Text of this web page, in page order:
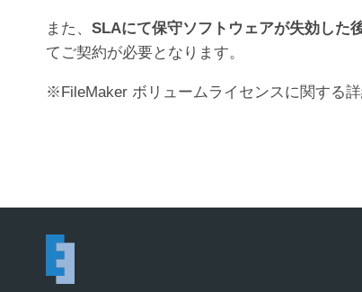
また、 SLAにて保守ソフトウェアが失効した
てご契約が必要となります。
※FileMaker ボリュームライセンスに関する詳